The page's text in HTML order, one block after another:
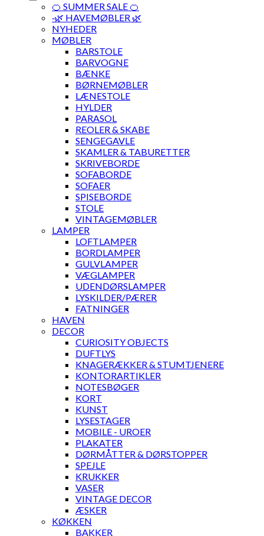
🍊 SUMMER SALE 🍊
·🌿 HAVEMØBLER 🌿
NYHEDER
MØBLER
BARSTOLE
BARVOGNE
BÆNKE
BØRNEMØBLER
LÆNESTOLE
HYLDER
PARASOL
REOLER & SKABE
SENGEGAVLE
SKAMLER & TABURETTER
SKRIVEBORDE
SOFABORDE
SOFAER
SPISEBORDE
STOLE
VINTAGEMØBLER
LAMPER
LOFTLAMPER
BORDLAMPER
GULVLAMPER
VÆGLAMPER
UDENDØRSLAMPER
LYSKILDER/PÆRER
FATNINGER
HAVEN
DECOR
CURIOSITY OBJECTS
DUFTLYS
KNAGERÆKKER & STUMTJENERE
KONTORARTIKLER
NOTESBØGER
KORT
KUNST
LYSESTAGER
MOBILE - UROER
PLAKATER
DØRMÅTTER & DØRSTOPPER
SPEJLE
KRUKKER
VASER
VINTAGE DECOR
ÆSKER
KØKKEN
BAKKER